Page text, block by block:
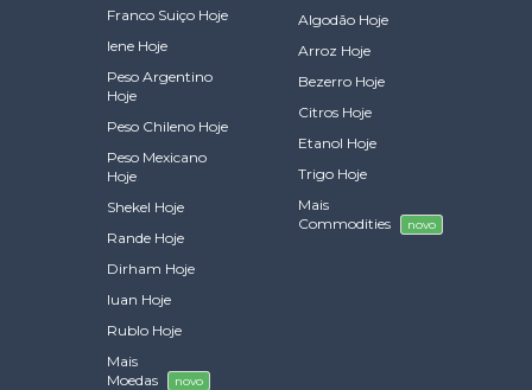
Franco Suiço Hoje
Iene Hoje
Peso Argentino
Hoje
Peso Chileno Hoje
Peso Mexicano
Hoje
Shekel Hoje
Rande Hoje
Dirham Hoje
Iuan Hoje
Rublo Hoje
Mais
Moedas
novo
Algodão Hoje
Arroz Hoje
Bezerro Hoje
Citros Hoje
Etanol Hoje
Trigo Hoje
Mais
Commodities
novo